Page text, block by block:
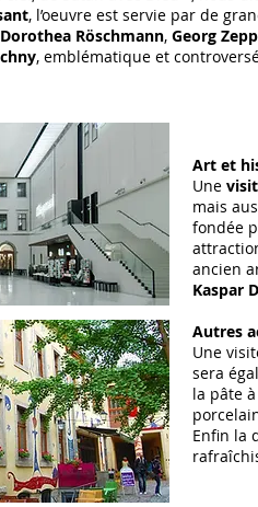
, l’oeuvre est servie par de
Dorothea Röschmann, Georg
, emblématique et
Art et
Une
mais
fondée
ancien
Kaspar
Autres
Une
sera
la pâte
Enfin la